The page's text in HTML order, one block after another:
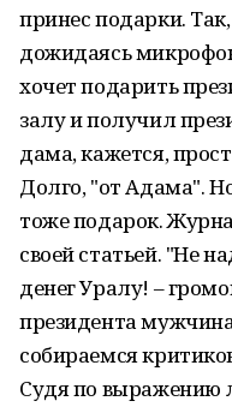
принес подарки.
дожидаясь
хочет подарить
залу и получил
дама, кажется,
Долго, "от Адама".
тоже подарок.
своей статьей. "Не
денег Уралу! –
президента
собираемся
Судя по выражению